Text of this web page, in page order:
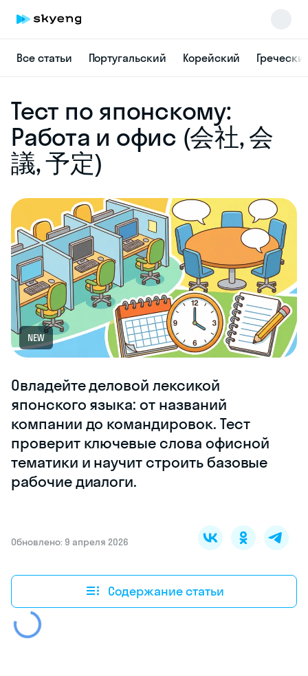
Все статьи Португальский Корейский
Тест по японскому:
Работа и офис (会社, 会
議, 予定)
NEW
Овладейте деловой лексикой
японского языка: от названий
компании до командировок. Тест
проверит ключевые слова офисной
тематики и научит строить базовые
рабочие диалоги.
Обновлено: 9 апреля 2026
Содержание статьи
online